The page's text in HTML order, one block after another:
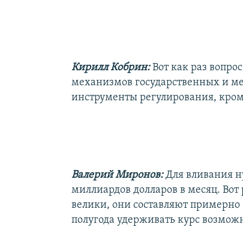
Кирилл Кобрин:Вот как раз
механизмов государственных и
инструменты регулирования,
Валерий Миронов:Для вливания
миллиардов долларов в месяц.
велики, они составляют
полугода удерживать курс